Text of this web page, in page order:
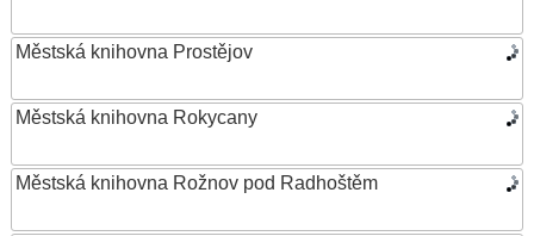
Městská knihovna Prostějov
Městská knihovna Rokycany
Městská knihovna Rožnov pod Radhoštěm